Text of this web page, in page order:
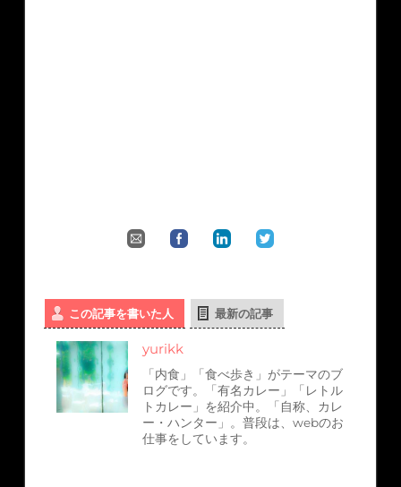
この記事を書いた人 最新の記事
yurikk
「内食」「食べ歩き」がテーマのブ
ログです。「有名カレー」「レトル
トカレー」を紹介中。「自称、カレ
ー・ハンター」。普段は、webのお
仕事をしています。